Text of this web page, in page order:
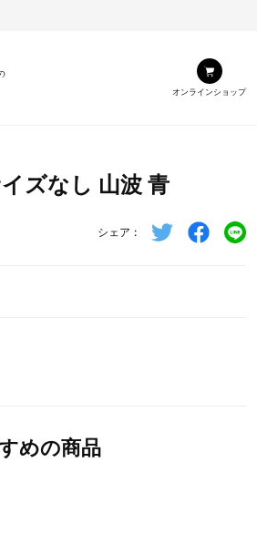
オンラインショップ
ズなし 山波 青
シェア
めの商品